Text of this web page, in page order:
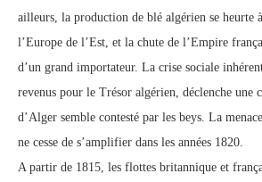
ailleurs, la production de blé algérien se heurte
l’Europe de l’Est, et la chute de l’Empire
d’un grand importateur. La crise sociale
revenus pour le Trésor algérien, déclenche une
d’Alger semble contesté par les beys. La
ne cesse de s’amplifier dans les années 1820.
A partir de 1815, les flottes britannique et